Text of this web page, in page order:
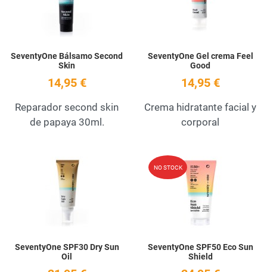
SeventyOne Bálsamo Second
Skin
14,95 €
Reparador second skin
de papaya 30ml.
SeventyOne Gel crema Feel
Good
14,95 €
Crema hidratante facial y
corporal
Add to Wishlist
SeventyOne SPF30 Dry Sun
Oil
NO STOCK
SeventyOne SPF50 Eco Sun
Shield